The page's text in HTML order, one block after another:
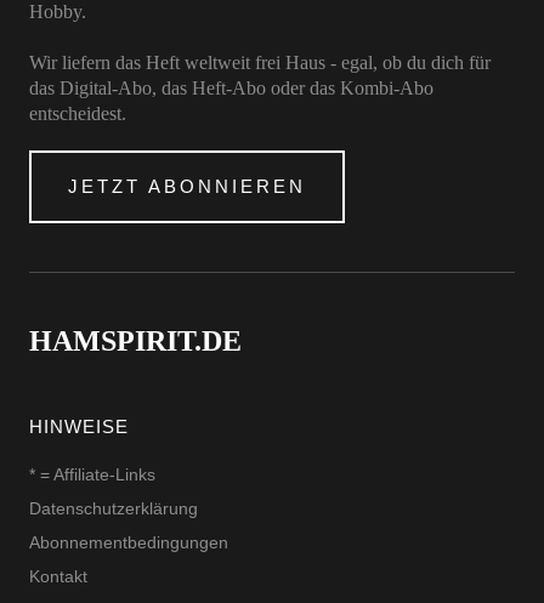
Hobby.
Wir liefern das Heft weltweit frei Haus - egal, ob du dich für
das Digital-Abo, das Heft-Abo oder das Kombi-Abo
entscheidest.
JETZT ABONNIEREN
HAMSPIRIT.DE
HINWEISE
* = Affiliate-Links
Datenschutzerklärung
Abonnementbedingungen
Kontakt